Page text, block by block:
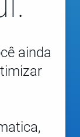
ainda